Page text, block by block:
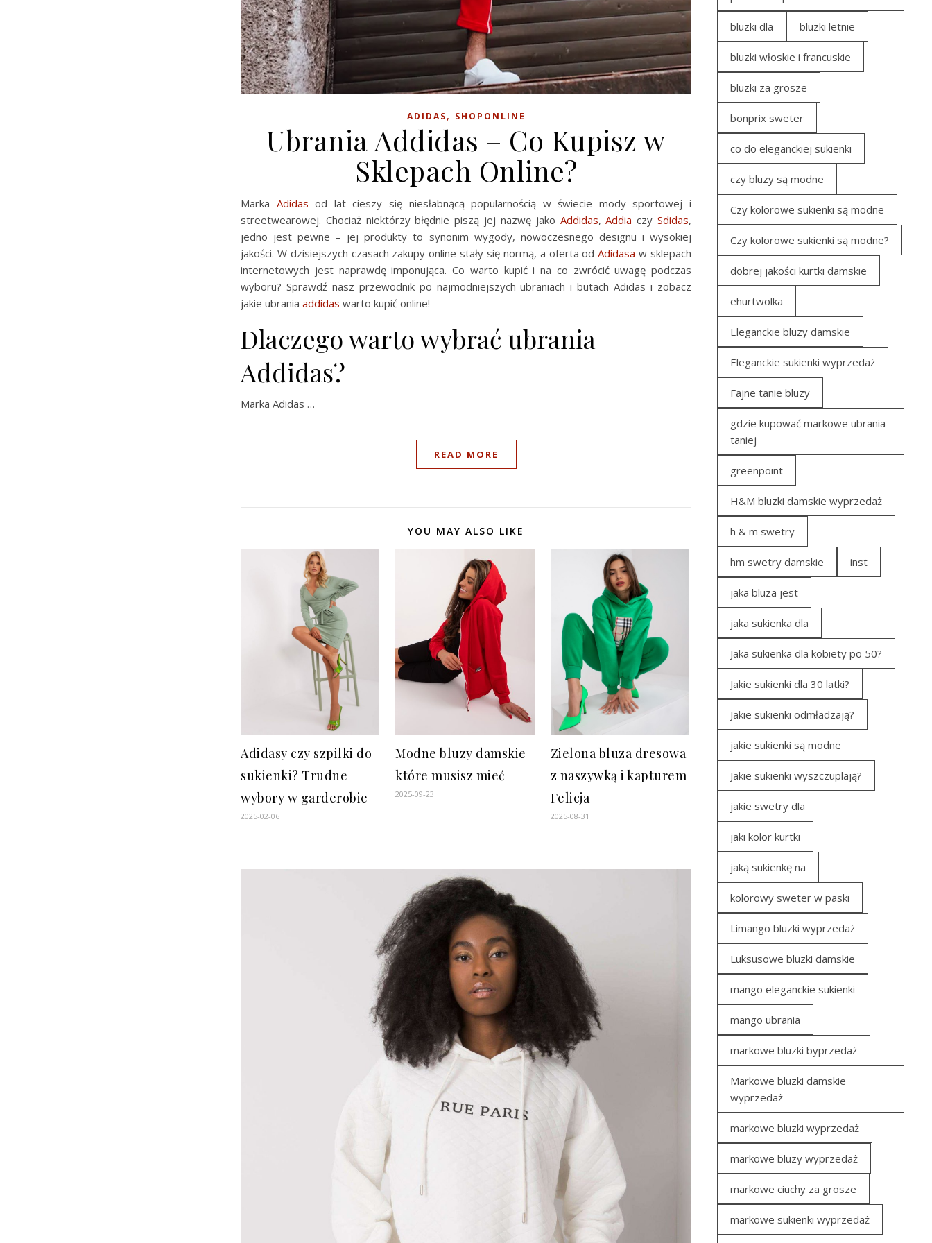
ADIDAS, SHOPONLINE
Ubrania Addidas – Co Kupisz w
Sklepach Online?
Marka Adidas od lat cieszy się niesłabnącą popularnością w świecie mody sportowej i
streetwearowej. Chociaż niektórzy błędnie piszą jej nazwę jako Addidas,Addia czySdidas,
jedno jest pewne – jej produkty to synonim wygody, nowoczesnego designu i wysokiej
jakości. W dzisiejszych czasach zakupy online stały się normą, a oferta odAdidasa w sklepach
internetowych jest naprawdę imponująca. Co warto kupić i na co zwrócić uwagę podczas
wyboru? Sprawdź nasz przewodnik po najmodniejszych ubraniach i butach Adidas i zobacz
jakie ubrania addidas warto kupić online!
Dlaczego warto wybrać ubrania
Addidas?
Marka Adidas …
READ MORE
YOU MAY ALSO LIKE
Adidasy czy szpilki do
sukienki? Trudne
wybory w garderobie
2025-02-06
Modne bluzy damskie
które musisz mieć
2025-09-23
Zielona bluza dresowa
z naszywką i kapturem
Felicja
2025-08-31
bluzki dla bluzki letnie
bluzki włoskie i francuskie
bluzki za grosze
bonprix sweter
co do eleganckiej sukienki
czy bluzy są modne
Czy kolorowe sukienki są modne
Czy kolorowe sukienki są modne?
dobrej jakości kurtki damskie
ehurtwolka
Eleganckie bluzy damskie
Eleganckie sukienki wyprzedaż
Fajne tanie bluzy
gdzie kupować markowe ubrania
taniej
greenpoint
H&M bluzki damskie wyprzedaż
h & m swetry
hm swetry damskie inst
jaka bluza jest
jaka sukienka dla
Jaka sukienka dla kobiety po 50?
Jakie sukienki dla 30 latki?
Jakie sukienki odmładzają?
jakie sukienki są modne
Jakie sukienki wyszczuplają?
jakie swetry dla
jaki kolor kurtki
jaką sukienkę na
kolorowy sweter w paski
Limango bluzki wyprzedaż
Luksusowe bluzki damskie
mango eleganckie sukienki
mango ubrania
markowe bluzki byprzedaż
Markowe bluzki damskie
wyprzedaż
markowe bluzki wyprzedaż
markowe bluzy wyprzedaż
markowe ciuchy za grosze
markowe sukienki wyprzedaż